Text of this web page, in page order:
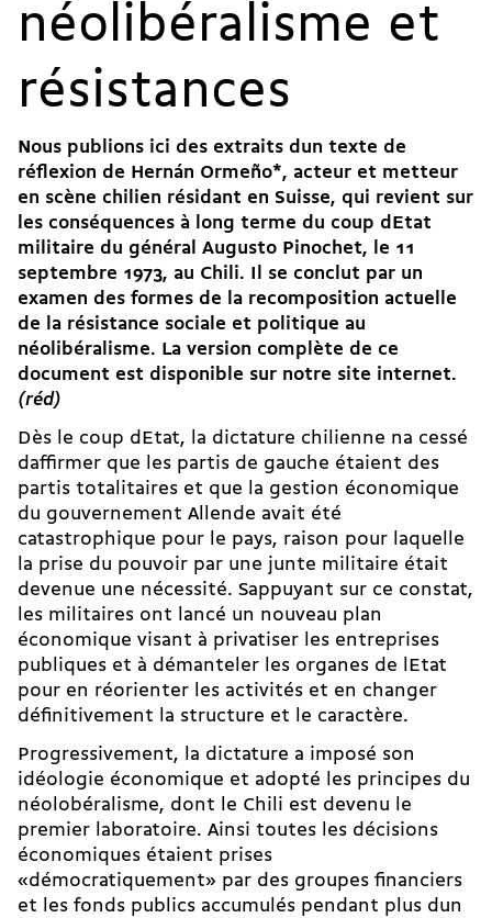
néolibéralisme et
résistances
Nous publions ici des extraits dun texte de
réflexion de Hernán Ormeño*, acteur et metteur
en scène chilien résidant en Suisse, qui revient sur
les conséquences à long terme du coup dEtat
militaire du général Augusto Pinochet, le 11
septembre 1973, au Chili. Il se conclut par un
examen des formes de la recomposition actuelle
de la résistance sociale et politique au
néolibéralisme. La version complète de ce
document est disponible sur notre site internet.
(réd)
Dès le coup dEtat, la dictature chilienne na cessé
daffirmer que les partis de gauche étaient des
partis totalitaires et que la gestion économique
du gouvernement Allende avait été
catastrophique pour le pays, raison pour laquelle
la prise du pouvoir par une junte militaire était
devenue une nécessité. Sappuyant sur ce constat,
les militaires ont lancé un nouveau plan
économique visant à privatiser les entreprises
publiques et à démanteler les organes de lEtat
pour en réorienter les activités et en changer
définitivement la structure et le caractère.
Progressivement, la dictature a imposé son
idéologie économique et adopté les principes du
néolobéralisme, dont le Chili est devenu le
premier laboratoire. Ainsi toutes les décisions
économiques étaient prises
«démocratiquement» par des groupes financiers
et les fonds publics accumulés pendant plus dun